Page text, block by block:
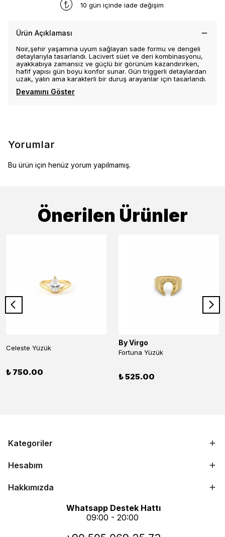
10 gün içinde iade değişim
Ürün Açıklaması
Noir,şehir yaşamına uyum sağlayan sade formu ve dengeli
detaylarıyla tasarlandı. Lacivert süet ve deri kombinasyonu,
ayakkabıya zamansız ve güçlü bir görünüm kazandırırken,
hafif yapısı gün boyu konfor sunar. Gün triggerli detaylardan
uzak, yalın ama karakterli bir duruş arayanlar için tasarlandı.
Devamını Göster
Yorumlar
Bu ürün için henüz yorum yapılmamış.
Önerilen Ürünler
Celeste Yüzük
₺ 750.00
By Virgo
Fortuna Yüzük
₺ 525.00
Kategoriler
Hesabım
Hakkımızda
Whatsapp Destek Hattı
09:00 - 20:00